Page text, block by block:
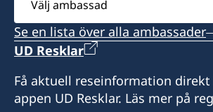
ambassad
Se en lista över alla ambassader
UD Resklar
Få aktuell reseinformation
appen UD Resklar. Läs mer på